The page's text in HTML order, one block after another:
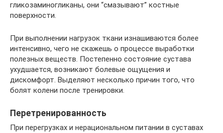
гликозаминогликаны, они “смазывают” костные
поверхности.
При выполнении нагрузок ткани изнашиваются более
интенсивно, чего не скажешь о процессе выработки
полезных веществ. Постепенно состояние сустава
ухудшается, возникают болевые ощущения и
дискомфорт. Выделяют несколько причин того, что
болят колени после тренировки.
Перетренированность
При перегрузках и нерациональном питании в суставах